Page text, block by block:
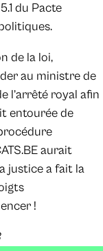
du Pacte
de la loi,
au ministre de
l’arrêté royal afin
entourée de
aurait
justice a fait la
!